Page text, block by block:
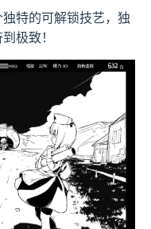
特的可解锁技艺，独
极致！